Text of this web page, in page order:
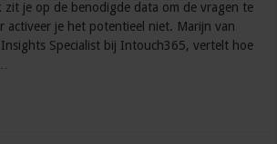
zit je op de benodigde data om de vragen te
activeer je het potentieel niet. Marijn van
Specialist bij Intouch365, vertelt hoe